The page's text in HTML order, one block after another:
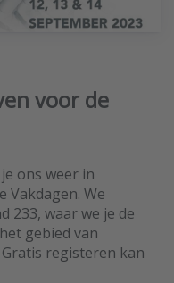
voor de
ons weer in
Vakdagen. We
233, waar we je de
gebied van
registeren kan